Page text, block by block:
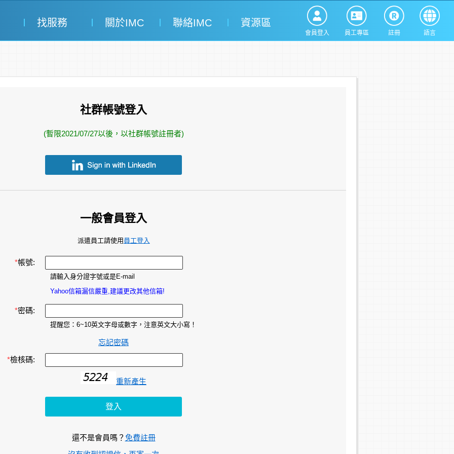
會員登入 員工專區 註冊 語言
找服務 關於IMC 聯絡IMC 資源區
社群帳號登入
(暫限2021/07/27以後，以社群帳號註冊者)
一般會員登入
派遣員工請使用 員工登入
*帳號:
請輸入身分證字號或是E-mail
Yahoo信箱漏信嚴重,建議更改其他信箱!
*密碼:
提醒您：6~10英文字母或數字，注意英文大小寫！
忘記密碼
*檢核碼:
重新產生
還不是會員嗎？ 免費註冊